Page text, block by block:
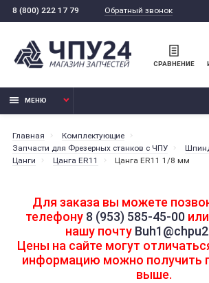
8 (800) 222 17 79 Обратный звонок
СРАВНЕНИЕ
МЕНЮ
Главная
Комплектующие
Запчасти для Фрезерных станков с ЧПУ
Цанги
Цанга ER11 Цанга ER11 1/8 мм
Для заказа вы можете
телефону 8 (953) 585-45-00или
нашу почту
Цены на сайте могут
информацию можно получить
выше.